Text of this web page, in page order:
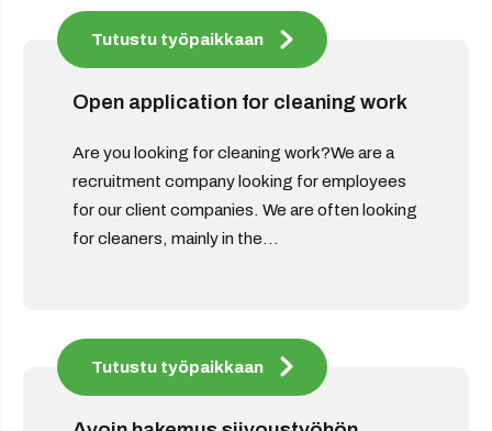
Tutustu työpaikkaan
Open application for cleaning work
Are you looking for cleaning work?We are a
recruitment company looking for employees
for our client companies. We are often looking
for cleaners, mainly in the...
Tutustu työpaikkaan